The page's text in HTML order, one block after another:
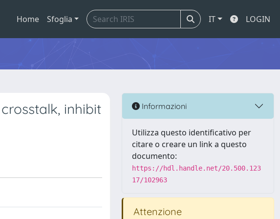
Home Sfoglia IT LOGIN
inhibit
Informazioni
Utilizza questo identificativo per
citare o creare un link a questo
documento:
https://hdl.handle.net/20.500.123
17/102963
Attenzione